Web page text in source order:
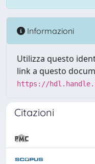
Informazioni
Utilizza questo
link a questo
https://
Citazioni